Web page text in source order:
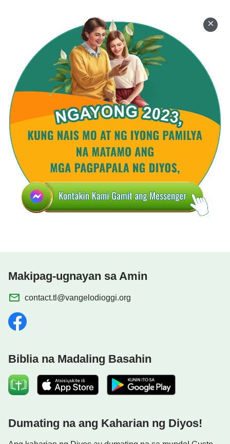
Makipag-ugnayan sa Amin
contact.tl@vangelodioggi.org
Biblia na Madaling Basahin
Dumating na ang Kaharian ng Diyos!